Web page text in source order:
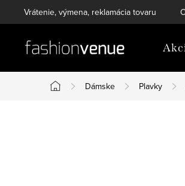
na
Vrátenie, výmena, reklamácia tovaru
Domov
Dámske Plavky